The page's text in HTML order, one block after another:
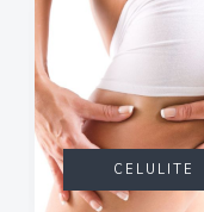
CELULITE